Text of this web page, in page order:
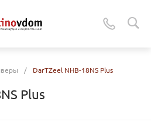
/ DarTZeel NHB-18NS Plus
Plus